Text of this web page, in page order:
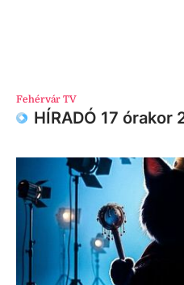
Fehérvár TV
HÍRADÓ 17 órakor